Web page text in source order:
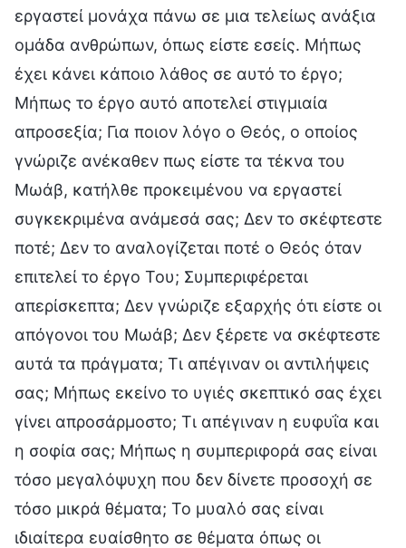
εργαστεί μονάχα πάνω σε μια τελείως ανάξια
ομάδα ανθρώπων, όπως είστε εσείς. Μήπως
έχει κάνει κάποιο λάθος σε αυτό το έργο;
Μήπως το έργο αυτό αποτελεί στιγμιαία
απροσεξία; Για ποιον λόγο ο Θεός, ο οποίος
γνώριζε ανέκαθεν πως είστε τα τέκνα του
Μωάβ, κατήλθε προκειμένου να εργαστεί
συγκεκριμένα ανάμεσά σας; Δεν το σκέφτεστε
ποτέ; Δεν το αναλογίζεται ποτέ ο Θεός όταν
επιτελεί το έργο Του; Συμπεριφέρεται
απερίσκεπτα; Δεν γνώριζε εξαρχής ότι είστε οι
απόγονοι του Μωάβ; Δεν ξέρετε να σκέφτεστε
αυτά τα πράγματα; Τι απέγιναν οι αντιλήψεις
σας; Μήπως εκείνο το υγιές σκεπτικό σας έχει
γίνει απροσάρμοστο; Τι απέγιναν η ευφυΐα και
η σοφία σας; Μήπως η συμπεριφορά σας είναι
τόσο μεγαλόψυχη που δεν δίνετε προσοχή σε
τόσο μικρά θέματα; Το μυαλό σας είναι
ιδιαίτερα ευαίσθητο σε θέματα όπως οι